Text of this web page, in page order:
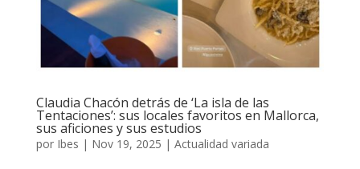
Claudia Chacón detrás de ‘La isla de las
Tentaciones’: sus locales favoritos en Mallorca,
sus aficiones y sus estudios
por Ibes | Nov 19, 2025 | Actualidad variada